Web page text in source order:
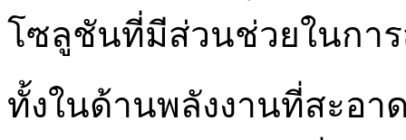
โซลูชันที่มีส่วนช่วยในกา
ทั้งในด้านพลังงานที่สะอา